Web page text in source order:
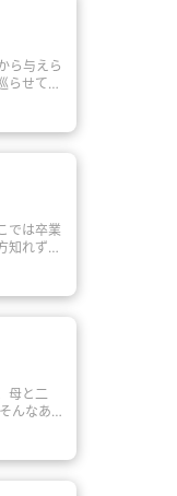
ら与えら
らせてい
方不明
だけが
くらは
、ある日
出す。
戻すた
いを伝
"あな
神とそ
傷つい
贈る、
では卒業
知れず、
、“魔
ーにオ
理性的だ
。そん
少年・
門をく
呼ばれ
仲間と
ける運命
物語
母と二
に引き
いたの
さ。
はず… ど